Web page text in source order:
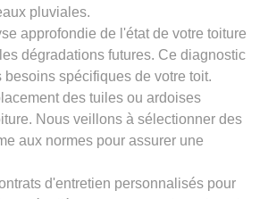
pluviales.
approfondie de l'état de votre toiture
dégradations futures. Ce diagnostic
spécifiques de votre toit.
des tuiles ou ardoises
Nous veillons à sélectionner des
aux normes pour assurer une
d'entretien personnalisés pour